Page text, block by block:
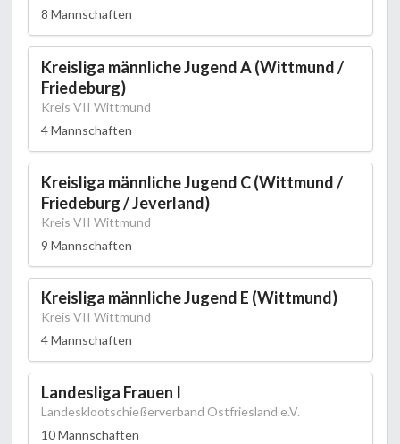
8 Mannschaften
Kreisliga männliche Jugend A (Wittmund /
Friedeburg)
Kreis VII Wittmund
4 Mannschaften
Kreisliga männliche Jugend C (Wittmund /
Friedeburg / Jeverland)
Kreis VII Wittmund
9 Mannschaften
Kreisliga männliche Jugend E (Wittmund)
Kreis VII Wittmund
4 Mannschaften
Landesliga Frauen I
Landesklootschießerverband Ostfriesland e.V.
10 Mannschaften